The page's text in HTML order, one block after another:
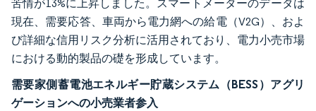
苦情が13%に上昇しました。スマートメーターのデータは
現在、需要応答、車両から電力網への給電（V2G）、およ
び詳細な信用リスク分析に活用されており、電力小売市場
における動的製品の礎を形成しています。
需要家側蓄電池エネルギー貯蔵システム（BESS）アグリ
ゲーションへの小売業者参入